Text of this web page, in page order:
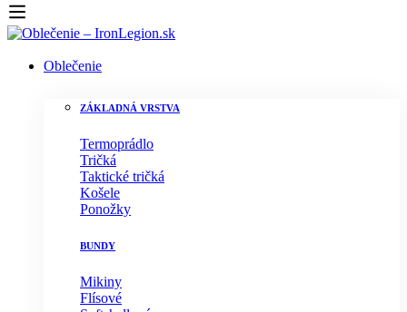
Oblečenie
ZÁKLADNÁ VRSTVA
Termoprádlo
Tričká
Taktické tričká
Košele
Ponožky
BUNDY
Mikiny
Flísové